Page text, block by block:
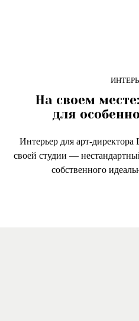
На своем
для
Интерьер для арт-
своей студии —
собственного